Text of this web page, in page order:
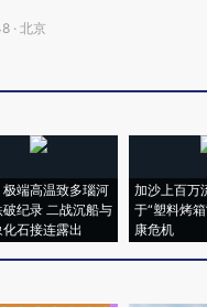
· 北京
极端高温致多瑙河
破纪录 二战沉船与
石接连露出
加沙上百万
于“塑料烤
康危机